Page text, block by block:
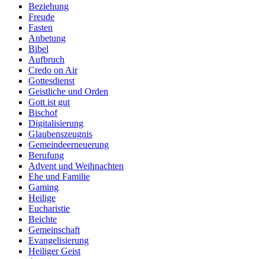
Beziehung
Freude
Fasten
Anbetung
Bibel
Aufbruch
Credo on Air
Gottesdienst
Geistliche und Orden
Gott ist gut
Bischof
Digitalisierung
Glaubenszeugnis
Gemeindeerneuerung
Berufung
Advent und Weihnachten
Ehe und Familie
Gaming
Heilige
Eucharistie
Beichte
Gemeinschaft
Evangelisierung
Heiliger Geist